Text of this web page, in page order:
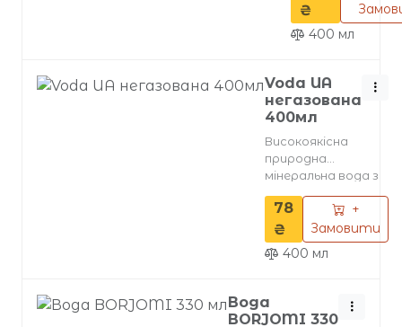
нейтральний
підходить для
щоденного
зволоженню
та підтримці
₴
400 мл
Voda UA
негазована
400мл
Високоякісна
природна
мінеральна вода з
України, що не
містить газу. Має
чистий,
нейтральний смак і
забезпечує
організму.
78
₴
+
Замовити
400 мл
Вода
BORJOMI 330